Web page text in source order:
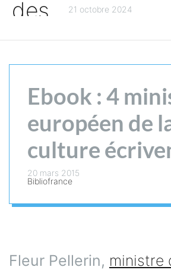
21 octobre 2024
Ebook : 4
européen de
culture
Commission
20 mars 2015
Bibliofrance
Fleur Pellerin, ministre